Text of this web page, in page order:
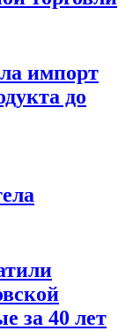
импорт
до
за 40 лет